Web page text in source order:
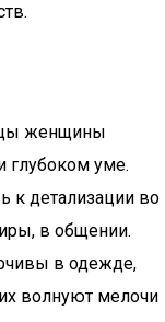
женщины
глубоком уме.
детализации во
в общении.
в одежде,
волнуют мелочи